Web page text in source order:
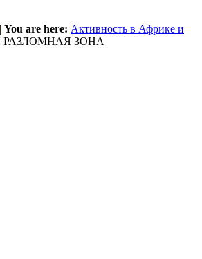
| You are here: Активность в Африке и
РАЗЛОМНАЯ ЗОНА